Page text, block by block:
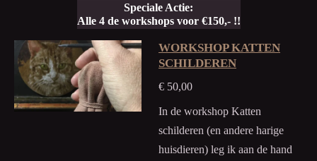
Speciale Actie:
Alle 4 de workshops voor €150,- !!
WORKSHOP KATTEN
SCHILDEREN
€ 50,00
In de workshop Katten
schilderen (en andere harige
huisdieren) leg ik aan de hand